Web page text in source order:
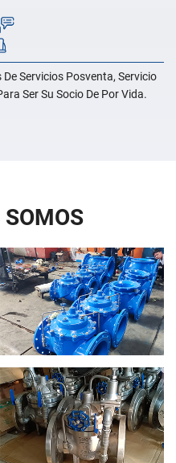
Servicios Posventa, Servicio
Ser Su Socio De Por Vida.
SOMOS